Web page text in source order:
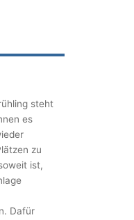
steht
es
zu
ist,
Dafür